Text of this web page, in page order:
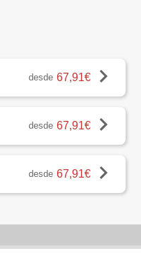
desde 67,91€
desde 67,91€
desde 67,91€